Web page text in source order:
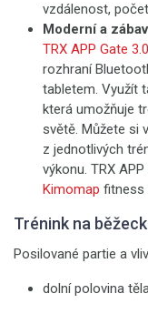
vzdálenost,
Moderní a
TRX APP Gate 3.0
rozhraní
tabletem. Využít
která umožňuje
světě. Můžete si
z jednotlivých
výkonu. TRX
Kimomap fitness
Trénink na
Posilované partie a
dolní polovina